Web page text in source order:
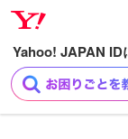
ナ
ビ
ゲ
ー
シ
メ
イ
ン
コ
ン